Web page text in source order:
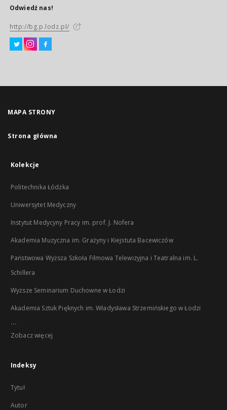
Odwiedź nas!
http://bg.p.lodz.pl/
MAPA STRONY
Strona główna
Kolekcje
Politechnika Łódzka
Uniwersytet Medyczny
Instytut Medycyny Pracy im. prof. J. Nofera
Akademia Muzyczna im. Grażyny i Kiejstuta Bacewiczów
Państwowa Wyższa Szkoła Filmowa Telewizyjna i Teatralna im. L.
Schillera
Wyższe Seminarium Duchowne w Łodzi
Akademia Sztuk Pięknych im. Władysława Strzemińskiego w Łodzi
...
Zobacz więcej
Indeksy
Tytuł
Autor